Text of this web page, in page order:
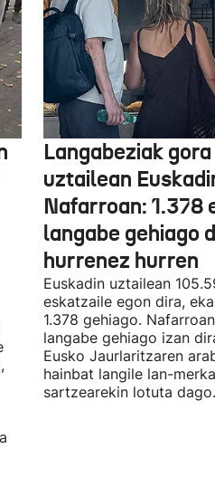
Langabeziak
uztailean
Nafarroan: 1.378
langabe gehiago
hurrenez hurren
Euskadin uztailean
eskatzaile egon dira,
1.378 gehiago.
langabe gehiago izan
Eusko Jaurlaritzaren
hainbat langile lan-
sartzearekin lotuta dago.